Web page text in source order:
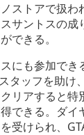
ストアで扱わ
サントスの成
できる。
にも参加でき
タッフを助け
リアすると特
できる。ダイ
受けられ、